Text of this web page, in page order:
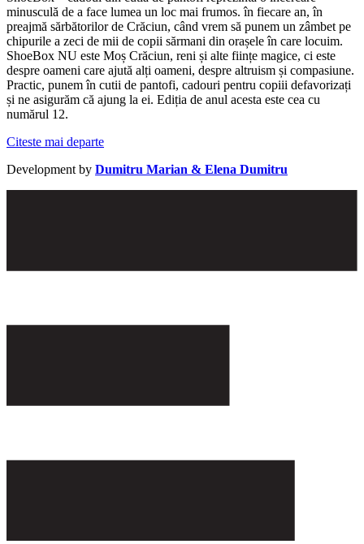
minusculă de a face lumea un loc mai frumos. în fiecare an, în
preajmă sărbătorilor de Crăciun, când vrem să punem un zâmbet pe
chipurile a zeci de mii de copii sărmani din orașele în care locuim.
ShoeBox NU este Moș Crăciun, reni și alte ființe magice, ci este
despre oameni care ajută alți oameni, despre altruism și compasiune.
Practic, punem în cutii de pantofi, cadouri pentru copiii defavorizați
și ne asigurăm că ajung la ei. Ediția de anul acesta este cea cu
numărul 12.
Citeste mai departe
Development by Dumitru Marian & Elena Dumitru